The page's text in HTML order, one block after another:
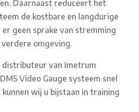
Daarnaast reduceert het
de kostbare en langdurige
geen sprake van stremming
omgeving.
distributeur van Imetrum
Video Gauge systeem snel
wij u bijstaan in training